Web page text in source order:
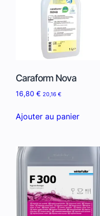
Caraform Nova
16,80 € 20,16 €
Ajouter au panier